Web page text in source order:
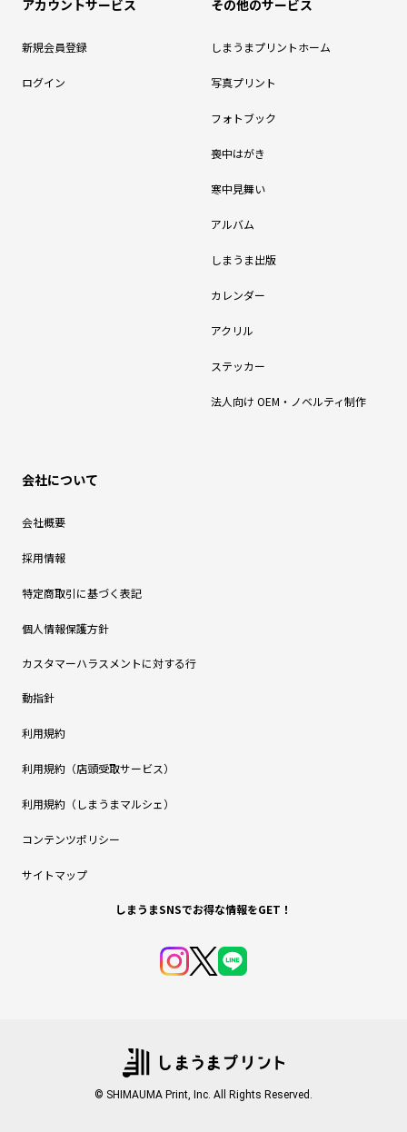
アカウントサービス
新規会員登録
ログイン
その他のサービス
しまうまプリントホーム
写真プリント
フォトブック
喪中はがき
寒中見舞い
アルバム
しまうま出版
カレンダー
アクリル
ステッカー
法人向け OEM・ノベルティ制作
会社について
会社概要
採用情報
特定商取引に基づく表記
個人情報保護方針
カスタマーハラスメントに対する行
動指針
利用規約
利用規約（店頭受取サービス）
利用規約（しまうまマルシェ）
コンテンツポリシー
サイトマップ
しまうまSNSでお得な情報をGET！
© SHIMAUMA Print, Inc. All Rights Reserved.